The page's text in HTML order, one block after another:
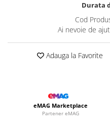
Durata
Cod
Ai nevoie de
Adauga la Favorite
eMAG Marketplace
Partener eMAG